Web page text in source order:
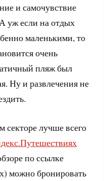
и самочувствие
уж если на отдых
маленькими, то
очень
пляж был
Ну и развлечения не
секторе лучше всего
по ссылке
можно бронировать